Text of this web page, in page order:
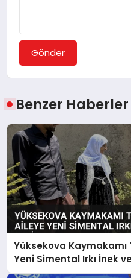
Gönder
Benzer Haberler
Yüksekova
Yeni Simental Irkı İnek